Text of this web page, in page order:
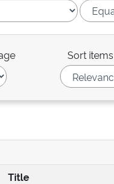
Sort
Title